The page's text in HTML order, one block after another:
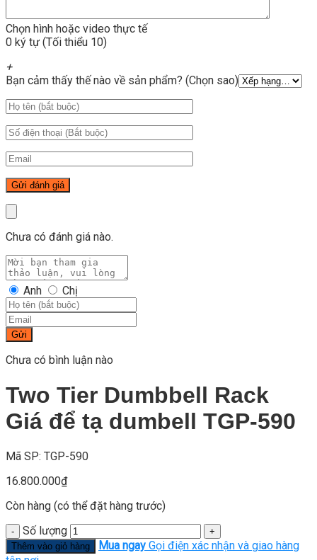
Chọn hình hoặc video thực tế
0 ký tự (Tối thiểu 10)
+
Bạn cảm thấy thế nào về sản phẩm? (Chọn sao)
Chưa có đánh giá nào.
Anh Chị
Gửi
Chưa có bình luận nào
Two Tier Dumbbell Rack
Giá để tạ dumbell TGP-590
Mã SP: TGP-590
16.800.000₫
Còn hàng (có thể đặt hàng trước)
Số lượng
Thêm vào giỏ hàng Mua ngay Gọi điện xác nhận và giao hàng